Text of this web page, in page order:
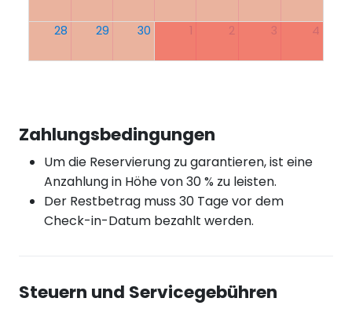
28 29 30 1 2 3 4
Zahlungsbedingungen
Um die Reservierung zu garantieren, ist eine
Anzahlung in Höhe von 30 % zu leisten.
Der Restbetrag muss 30 Tage vor dem
Check-in-Datum bezahlt werden.
Steuern und Servicegebühren